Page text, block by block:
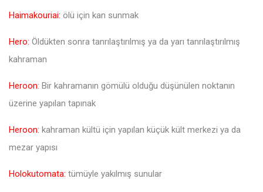
Haimakouriai: ölü için kan sunmak
Hero: Öldükten sonra tanrılaştırılmış ya da yarı tanrılaştırılmış
kahraman
Heroon: Bir kahramanın gömülü olduğu düşünülen noktanın
üzerine yapılan tapınak
Heroon: kahraman kültü için yapılan küçük kült merkezi ya da
mezar yapısı
Holokutomata: tümüyle yakılmış sunular